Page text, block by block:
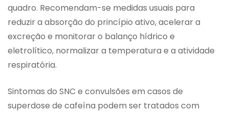
quadro. Recomendam-se medidas usuais para
reduzir a absorção do princípio ativo, acelerar a
excreção e monitorar o balanço hídrico e
eletrolítico, normalizar a temperatura e a atividade
respiratória.
Sintomas do SNC e convulsões em casos de
superdose de cafeína podem ser tratados com